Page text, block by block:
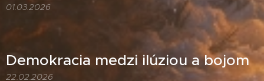
01.03.2026
Demokracia medzi ilúziou a bojom
22.02.2026